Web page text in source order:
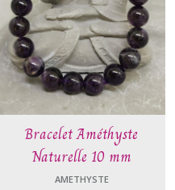
Bracelet Améthyste
Naturelle 10 mm
AMETHYSTE